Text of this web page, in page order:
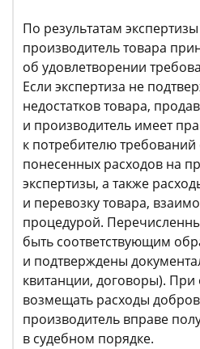
По результатам
производитель товара
об удовлетворении
Если экспертиза не
недостатков товара,
и производитель имеет
к потребителю
понесенных расходов на
экспертизы, а также
и перевозку товара,
процедурой.
быть соответствующим
и подтверждены
квитанции, договоры). При
возмещать расходы
производитель вправе
в судебном порядке.